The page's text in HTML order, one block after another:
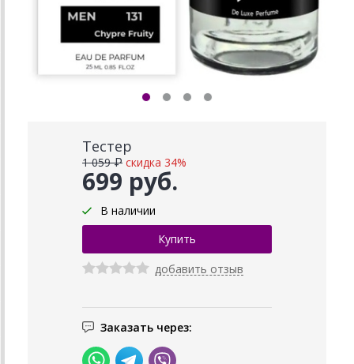
Тестер
699 руб.
1 059 ₽ скидка 34%
В наличии
добавить отзыв
Заказать через: